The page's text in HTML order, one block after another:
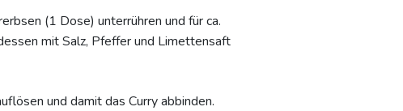
(1 Dose) unterrühren und für ca.
mit Salz, Pfeffer und Limettensaft
und damit das Curry abbinden.